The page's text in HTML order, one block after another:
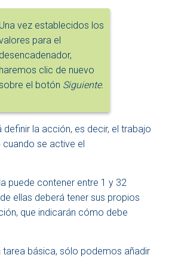
Una vez establecidos los
para el
desencadenador,
haremos clic de nuevo
el botón Siguiente.
definir la acción, es decir, el trabajo
se active el
puede contener entre 1 y 32
ellas deberá tener sus propios
que indicarán cómo debe
tarea básica, sólo podemos añadir